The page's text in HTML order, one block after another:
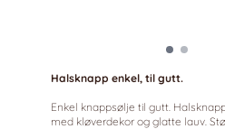
Halsknapp enkel, til gutt.
Enkel knappsølje til gutt. Halsknapp i oksidert sølv
med kløverdekor og glatte lauv. Størrelse 19mm